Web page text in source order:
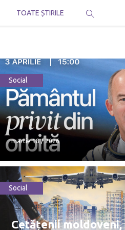
TOATE ȘTIRILE
Social
martie 18 / 2026
martie 18 / 2026
Social
Cetățenii